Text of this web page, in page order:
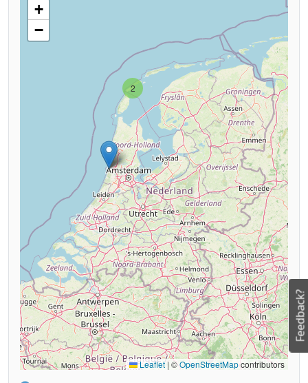
2
+
−
Leaflet | ©OpenStreetMapcontributors
Feedback?